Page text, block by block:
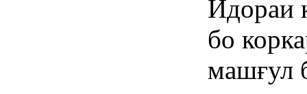
Идораи
бо
машғул